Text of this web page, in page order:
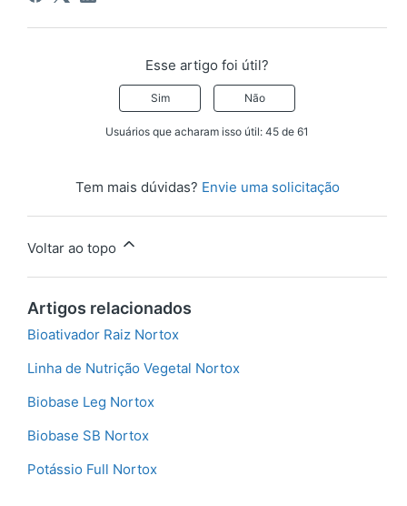
Esse artigo foi útil?
Sim Não
Usuários que acharam isso útil: 45 de 61
Tem mais dúvidas? Envie uma solicitação
Voltar ao topo
Artigos relacionados
Bioativador Raiz Nortox
Linha de Nutrição Vegetal Nortox
Biobase Leg Nortox
Biobase SB Nortox
Potássio Full Nortox